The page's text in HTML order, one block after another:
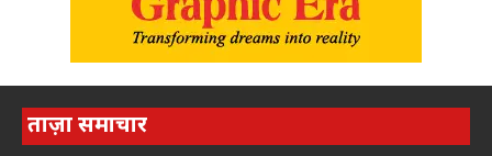
ताज़ा समाचार